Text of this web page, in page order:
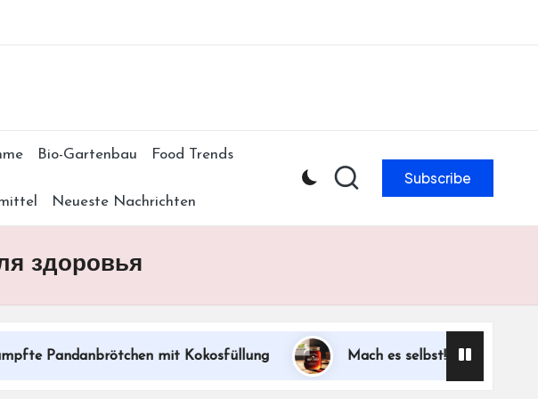
Bio-Gartenbau Food Trends
Neueste Nachrichten
Subscribe
здоровья
Pandanbrötchen mit Kokosfüllung Mach es selbst! Keto-Ahornsirup